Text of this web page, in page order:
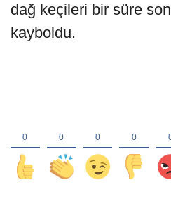
dağ keçileri bir süre
kayboldu.